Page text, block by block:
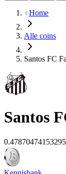
Home
Alle coins
Santos FC
Santos